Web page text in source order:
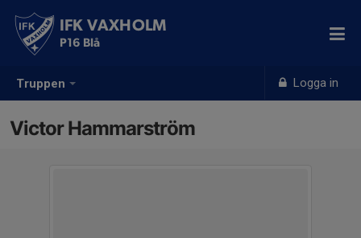
Truppen Logga in
IFK VAXHOLM
P16 Blå
Victor Hammarström